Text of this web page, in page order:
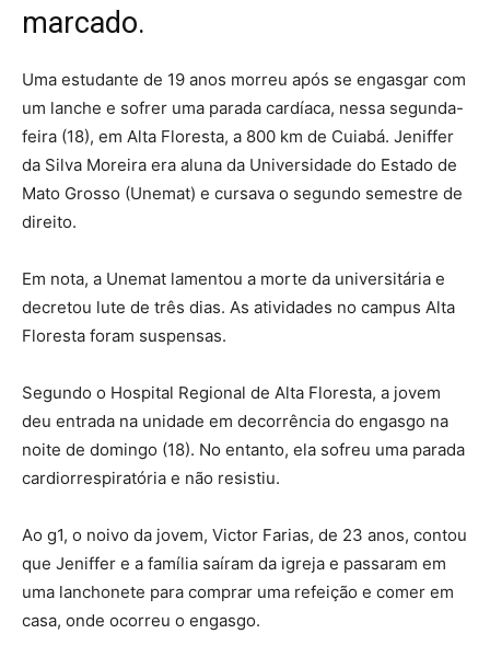
marcado.
Uma estudante de 19 anos morreu após se engasgar com
um lanche e sofrer uma parada cardíaca, nessa segunda-
feira (18), em Alta Floresta, a 800 km de Cuiabá. Jeniffer
da Silva Moreira era aluna da Universidade do Estado de
Mato Grosso (Unemat) e cursava o segundo semestre de
direito.
Em nota, a Unemat lamentou a morte da universitária e
decretou lute de três dias. As atividades no campus Alta
Floresta foram suspensas.
Segundo o Hospital Regional de Alta Floresta, a jovem
deu entrada na unidade em decorrência do engasgo na
noite de domingo (18). No entanto, ela sofreu uma parada
cardiorrespiratória e não resistiu.
Ao g1, o noivo da jovem, Victor Farias, de 23 anos, contou
que Jeniffer e a família saíram da igreja e passaram em
uma lanchonete para comprar uma refeição e comer em
casa, onde ocorreu o engasgo.